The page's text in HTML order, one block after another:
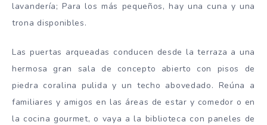
lavandería; Para los más pequeños, hay una cuna y una
trona disponibles.
Las puertas arqueadas conducen desde la terraza a una
hermosa gran sala de concepto abierto con pisos de
piedra coralina pulida y un techo abovedado. Reúna a
familiares y amigos en las áreas de estar y comedor o en
la cocina gourmet, o vaya a la biblioteca con paneles de